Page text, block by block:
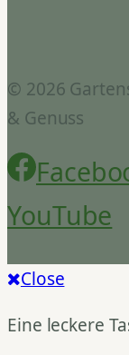
© 2026
& Genuss
YouTube
Close
Eine leckere